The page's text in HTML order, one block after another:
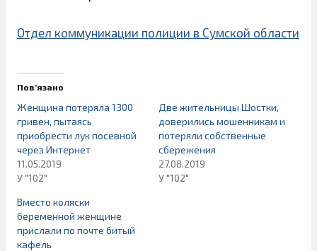
Отдел коммуникации полиции в Сумской области
Пов’язано
Женщина потеряла 1300
гривен, пытаясь
приобрести лук посевной
через Интернет
11.05.2019
У "102"
Две жительницы Шостки,
доверились мошенникам и
потеряли собственные
сбережения
27.08.2019
У "102"
Вместо коляски
беременной женщине
прислали по почте битый
кафель